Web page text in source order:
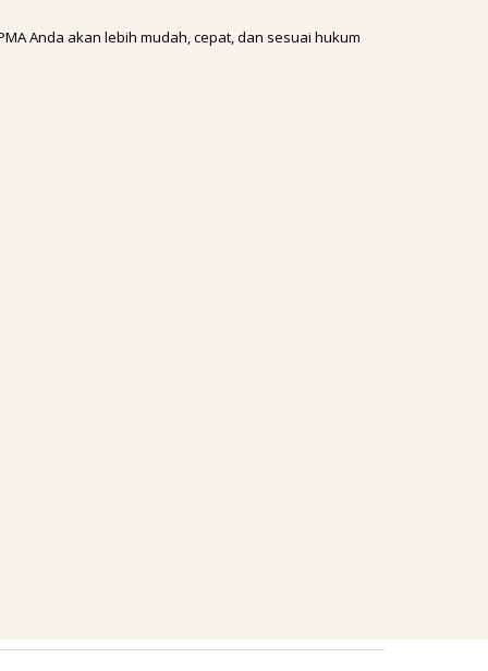
Anda akan lebih mudah, cepat, dan sesuai hukum